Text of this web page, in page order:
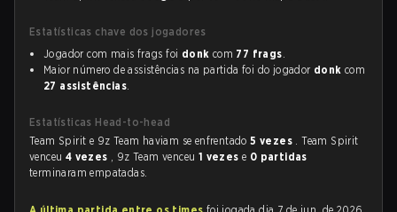
Estatísticas chave dos jogadores
Jogador com mais frags foi donk com 77 frags.
Maior número de assistências na partida foi do jogador donk com
27 assistências.
Estatísticas Head-to-head
Team Spirit e 9z Team haviam se enfrentado5 vezes . Team Spirit
venceu 4 vezes , 9z Team venceu 1 vezese 0 partidas
terminaram empatadas.